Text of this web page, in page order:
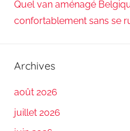
Quel van aménagé
confortablement sans se
Archives
août 2026
juillet 2026